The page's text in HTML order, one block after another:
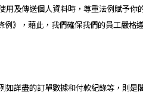
及傳送個人資料時，尊重法例賦予
》，藉此，我們確保我們的員工嚴
詳盡的訂單數據和付款紀錄等，則是